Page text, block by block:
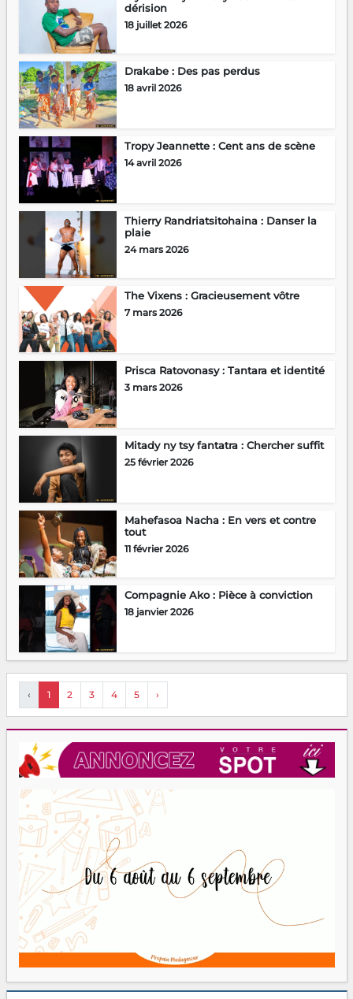
dérision
18 juillet 2026
Drakabe : Des pas perdus
18 avril 2026
Tropy Jeannette : Cent ans de scène
14 avril 2026
Thierry Randriatsitohaina : Danser la
plaie
24 mars 2026
The Vixens : Gracieusement vôtre
7 mars 2026
Prisca Ratovonasy : Tantara et identité
3 mars 2026
Mitady ny tsy fantatra : Chercher suffit
25 février 2026
Mahefasoa Nacha : En vers et contre
tout
11 février 2026
Compagnie Ako : Pièce à conviction
18 janvier 2026
‹ 1 2 3 4 5 ›